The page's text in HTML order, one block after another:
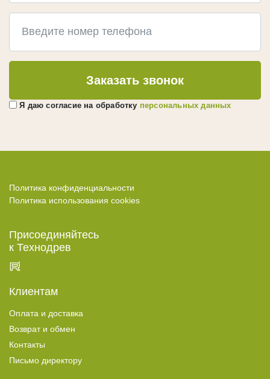
ПРОЧЕЕ
Слэбы
Кисти
Green Board
Топливные пеллеты
Отделка фасадов, стен и потолков
Окраска деревянных домов
Герметизация швов
Окраска погонажа
Брашировка дерева
ГОТОВЫЕ РЕШЕНИЯ
Фасады из дерева
Я даю согласие на обработку персональных данных
Заказать звонок
Политика конфиденциальности
Политика использования cookies
Присоединяйтесь
к Технодрев
Клиентам
Оплата и доставка
Возврат и обмен
Контакты
Письмо директору